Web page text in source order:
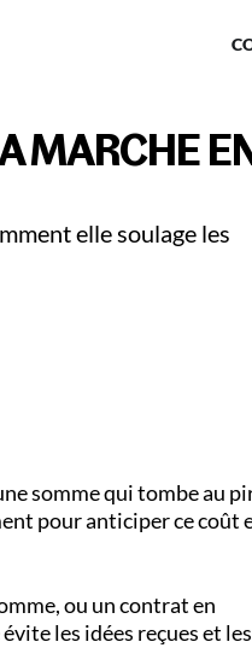
MARCHE
elle soulage les
somme qui tombe au
pour anticiper ce coût
ou un contrat en
les idées reçues et les